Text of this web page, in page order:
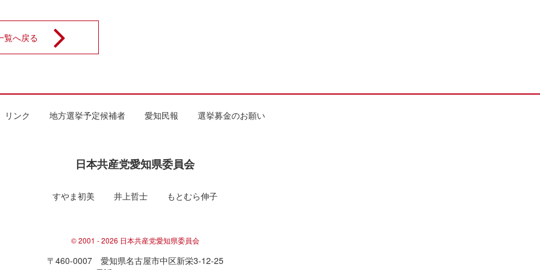
覧へ戻る
リンク 地方選挙予定候補者 愛知民報 選挙募金のお願い
日本共産党愛知県委員会
すやま初美 井上哲士 もとむら伸子
© 2001 - 2026 日本共産党愛知県委員会
〒460-0007 愛知県名古屋市中区新栄3-12-25